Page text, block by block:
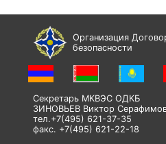
Организация
безопасности
Секретарь МКВЭС ОДКБ
ЗИНОВЬЕВ Виктор
тел.+7(495) 621-37-35
факс. +7(495) 621-22-18